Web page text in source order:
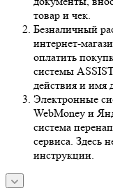
товар и чек.
Безналичный
интернет-
оплатить
системы
действия и имя
Электронные
WebMoney и
система
сервиса. Здесь
инструкции.